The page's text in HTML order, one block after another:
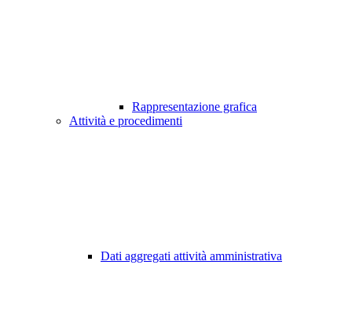
Rappresentazione grafica
Attività e procedimenti
Dati aggregati attività amministrativa